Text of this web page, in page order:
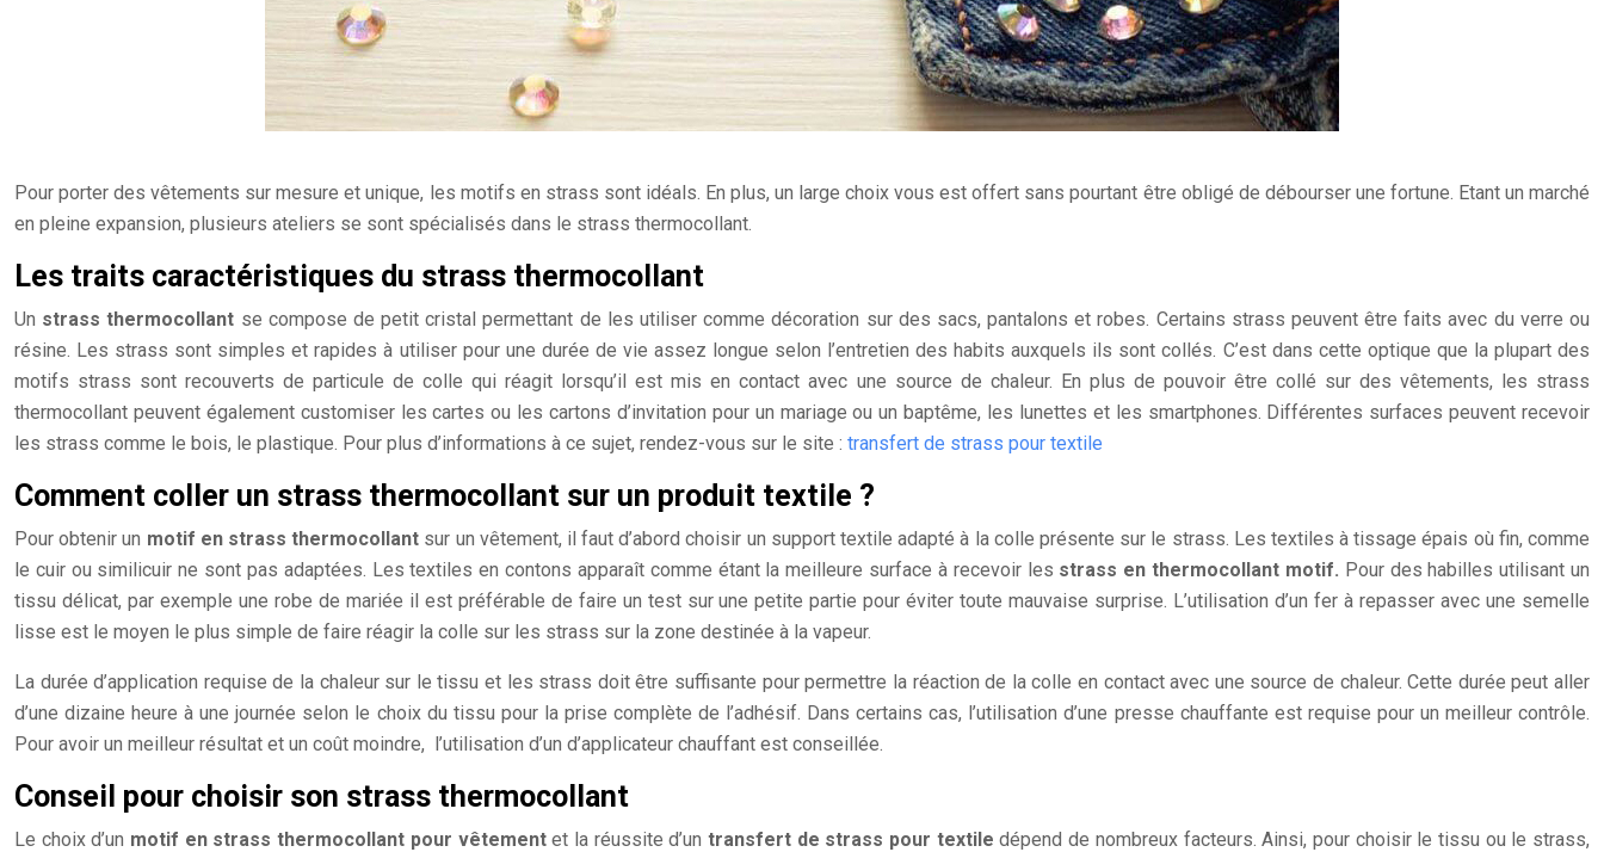
Pour porter des vêtements sur mesure et unique, les motifs en strass sont idéals. En plus, un large choix vous est offert sans pourtant être obligé de débourser une fortune. Etant un marché
en pleine expansion, plusieurs ateliers se sont spécialisés dans le strass thermocollant.
Les traits caractéristiques du strass thermocollant
Un strass thermocollant se compose de petit cristal permettant de les utiliser comme décoration sur des sacs, pantalons et robes. Certains strass peuvent être faits avec du verre ou
résine. Les strass sont simples et rapides à utiliser pour une durée de vie assez longue selon l’entretien des habits auxquels ils sont collés. C’est dans cette optique que la plupart des
motifs strass sont recouverts de particule de colle qui réagit lorsqu’il est mis en contact avec une source de chaleur. En plus de pouvoir être collé sur des vêtements, les strass
thermocollant peuvent également customiser les cartes ou les cartons d’invitation pour un mariage ou un baptême, les lunettes et les smartphones. Différentes surfaces peuvent recevoir
les strass comme le bois, le plastique. Pour plus d’informations à ce sujet, rendez-vous sur le site : transfert de strass pour textile
Comment coller un strass thermocollant sur un produit textile ?
Pour obtenir un motif en strass thermocollant sur un vêtement, il faut d’abord choisir un support textile adapté à la colle présente sur le strass. Les textiles à tissage épais où fin, comme
le cuir ou similicuir ne sont pas adaptées. Les textiles en contons apparaît comme étant la meilleure surface à recevoir les strass en thermocollant motif. Pour des habilles utilisant un
tissu délicat, par exemple une robe de mariée il est préférable de faire un test sur une petite partie pour éviter toute mauvaise surprise. L’utilisation d’un fer à repasser avec une semelle
lisse est le moyen le plus simple de faire réagir la colle sur les strass sur la zone destinée à la vapeur.
La durée d’application requise de la chaleur sur le tissu et les strass doit être suffisante pour permettre la réaction de la colle en contact avec une source de chaleur. Cette durée peut aller
d’une dizaine heure à une journée selon le choix du tissu pour la prise complète de l’adhésif. Dans certains cas, l’utilisation d’une presse chauffante est requise pour un meilleur contrôle.
Pour avoir un meilleur résultat et un coût moindre, l’utilisation d’un d’applicateur chauffant est conseillée.
Conseil pour choisir son strass thermocollant
Le choix d’un motif en strass thermocollant pour vêtementet la réussite d’un transfert de strass pour textile dépend de nombreux facteurs. Ainsi, pour choisir le tissu ou le strass,